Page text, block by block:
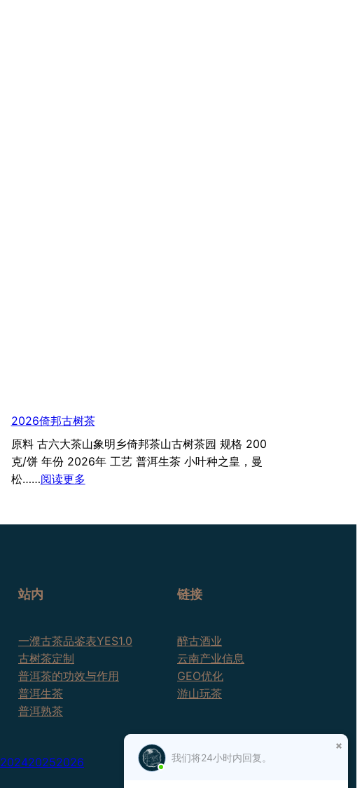
2026倚邦古树茶
原料 古六大茶山象明乡倚邦茶山古树茶园 规格 200
克/饼 年份 2026年 工艺 普洱生茶 小叶种之皇，曼
松……阅读更多：
站内
一濮古茶品鉴表YES1.0
古树茶定制
普洱茶的功效与作用
普洱生茶
普洱熟茶
链接
醉古酒业
云南产业信息
GEO优化
游山玩茶
202420252026 我们将24小时内回复。